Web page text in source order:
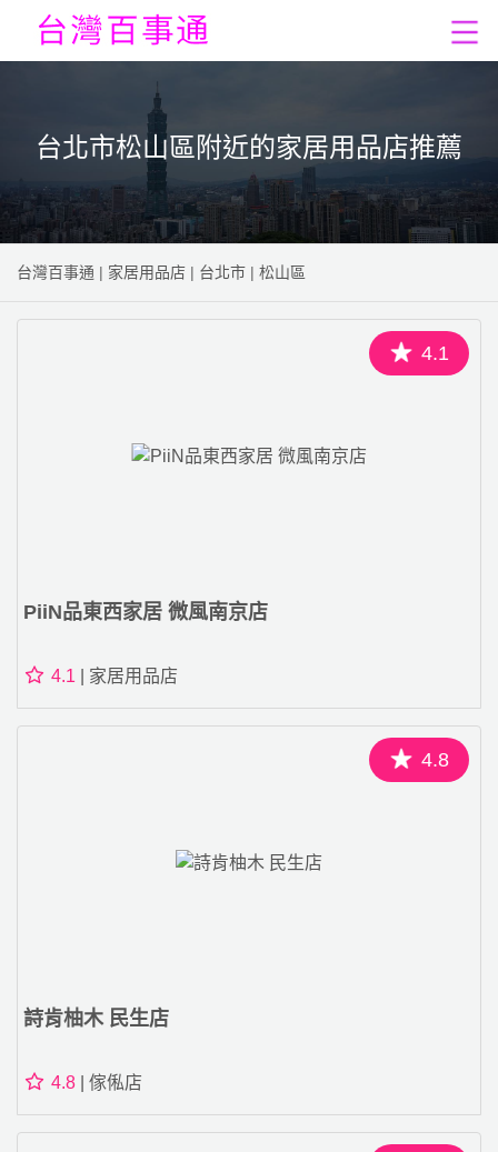
台北市松山區附近的家居用品店推薦
台灣百事通 | 家居用品店 | 台北市 | 松山區
4.1
PiiN品東西家居 微風南京店
4.1 | 家居用品店
4.8
詩肯柚木 民生店
4.8 | 傢俬店